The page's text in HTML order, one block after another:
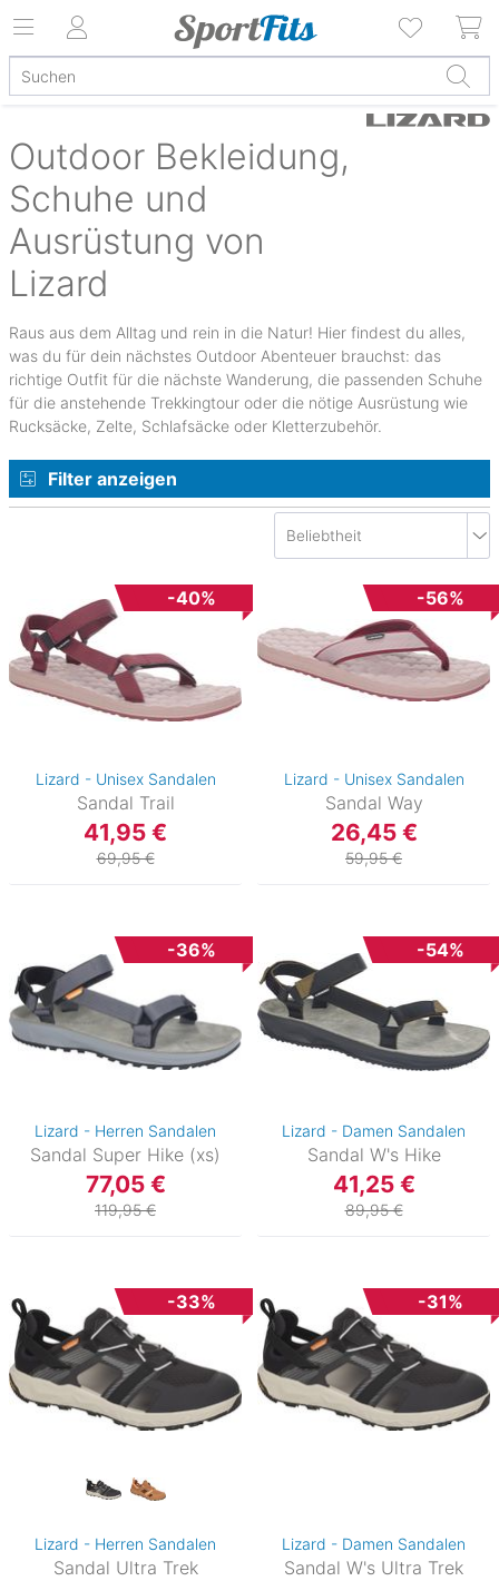
Outdoor Bekleidung,
Schuhe und
Ausrüstung von
Lizard
Raus aus dem Alltag und rein in die Natur! Hier findest du alles,
was du für dein nächstes Outdoor Abenteuer brauchst: das
richtige Outfit für die nächste Wanderung, die passenden Schuhe
für die anstehende Trekkingtour oder die nötige Ausrüstung wie
Rucksäcke, Zelte, Schlafsäcke oder Kletterzubehör.
Filter anzeigen
-40%
Lizard - Unisex Sandalen
Sandal Trail
41,95 €
69,95 €
-56%
Lizard - Unisex Sandalen
Sandal Way
26,45 €
59,95 €
-36%
Lizard - Herren Sandalen
Sandal Super Hike (xs)
77,05 €
119,95 €
-54%
Lizard - Damen Sandalen
Sandal W's Hike
41,25 €
89,95 €
-33%
Lizard - Herren Sandalen
Sandal Ultra Trek
-31%
Lizard - Damen Sandalen
Sandal W's Ultra Trek